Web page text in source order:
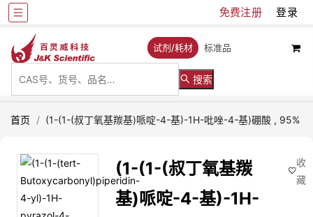
免费注册 登录
试剂/耗材 标准品
搜索
首页 / (1-(1-(叔丁氧基羰基)哌啶-4-基)-1H-吡唑-4-基)硼酸 , 95%
(1-(1-(叔丁氧基羰
基)哌啶-4-基)-1H-
收
藏